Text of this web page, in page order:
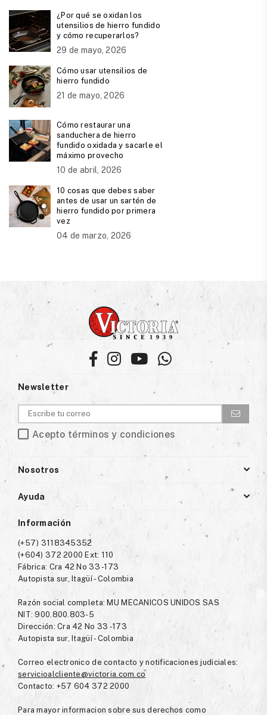
¿Por qué se oxidan los
utensilios de hierro fundido
y cómo recuperarlos?
29 de mayo, 2026
Cómo usar utensilios de
hierro fundido
21 de mayo, 2026
Cómo restaurar una
sanduchera de hierro
fundido oxidada y sacarle el
máximo provecho
10 de abril, 2026
10 cosas que debes saber
antes de usar un sartén de
hierro fundido por primera
vez
04 de marzo, 2026
FacebookInstagramYouTubeWhatsapp
Newsletter
Acepto términos y condiciones
Nosotros
Ayuda
Información
(+57) 3118345352
(+604) 372 2000 Ext: 110
Fábrica: Cra 42 No 33 -173
Autopista sur, Itagüí - Colombia
Razón social completa: MU MECANICOS UNIDOS SAS
NIT: 900.800.803-5
Dirección: Cra 42 No 33 -173
Autopista sur, Itagüí - Colombia
Correo electronico de contacto y notificaciones judiciales:
servicioalcliente@victoria.com.co
Contacto: +57 604 372 2000
Para mayor informacion sobre sus derechos como